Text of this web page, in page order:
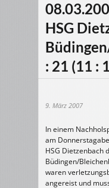
HSG
: 21 (11 :
9. März 2007
In einem
am
HSG Dietzenbach
Büdingen/
waren
angereist und